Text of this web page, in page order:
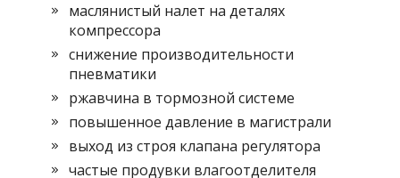
маслянистый налет на деталях
компрессора
снижение производительности
пневматики
ржавчина в тормозной системе
повышенное давление в магистрали
выход из строя клапана регулятора
частые продувки влагоотделителя